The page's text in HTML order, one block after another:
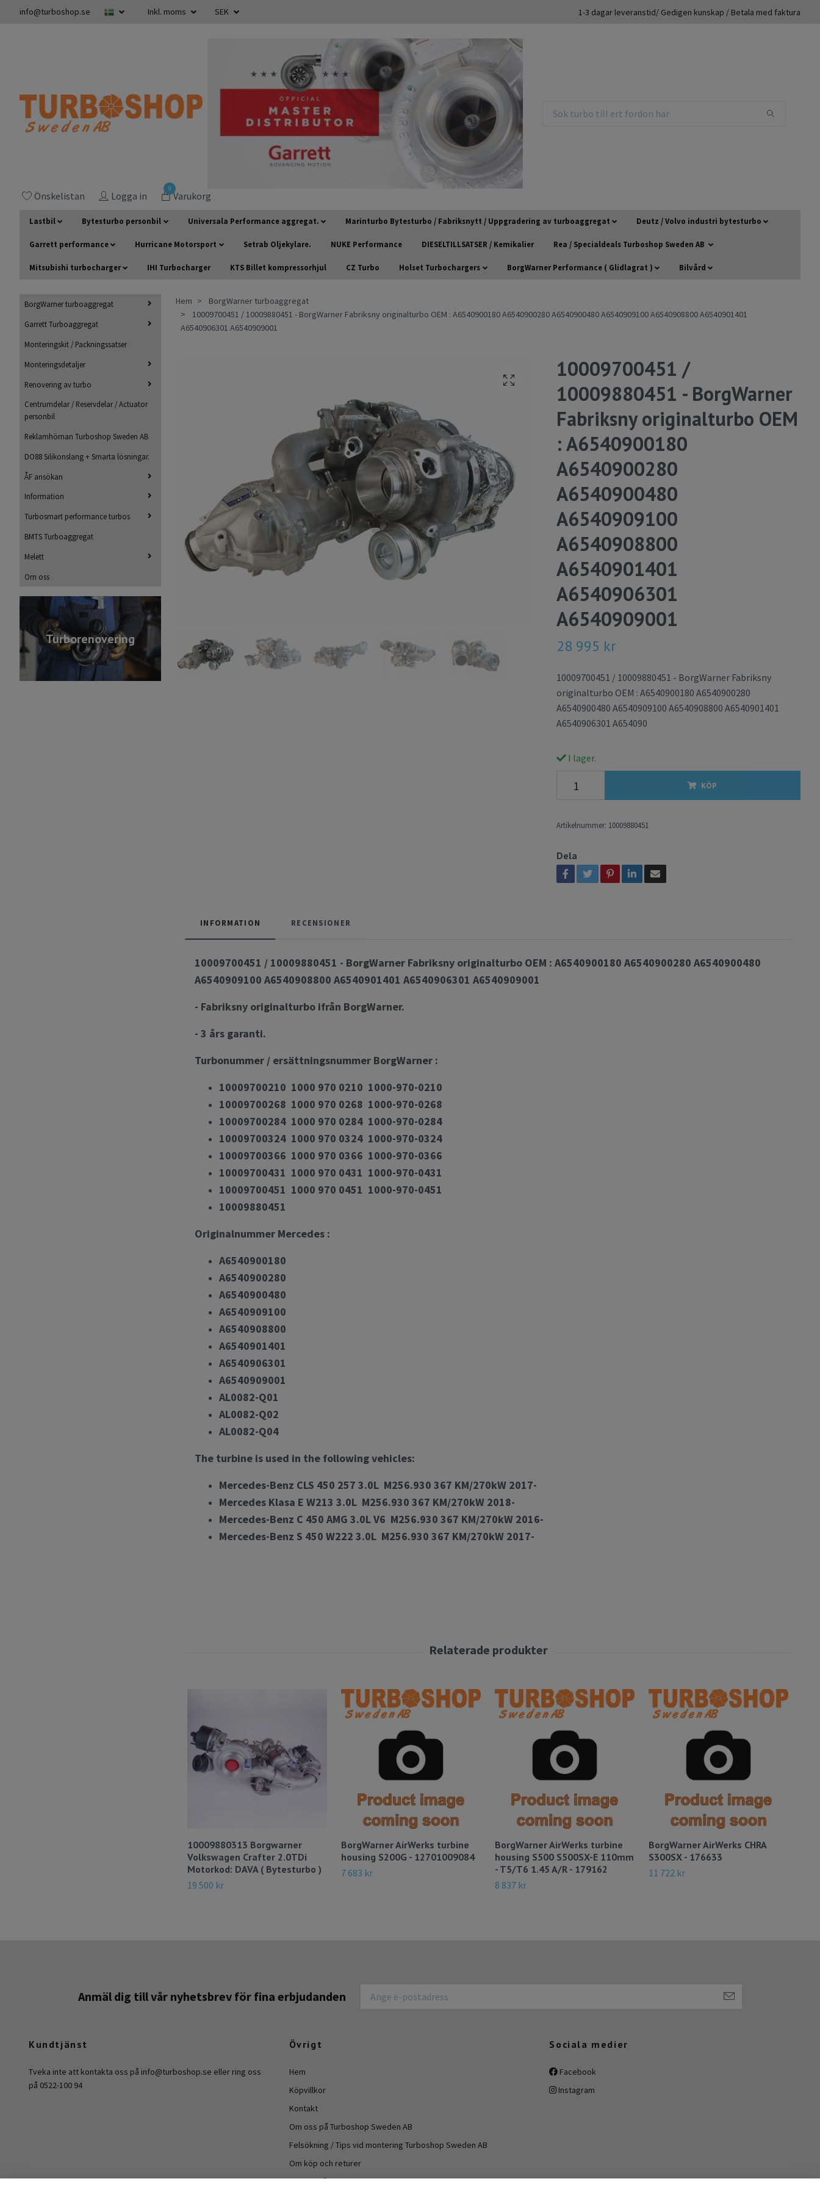
info@turboshop.se Inkl. moms SEK 1-3 dagar leveranstid/ Gedigen kunskap / Betala med faktura
Önskelistan Logga in
0
Varukorg
Lastbil Bytesturbo personbil Universala Performance aggregat. Marinturbo Bytesturbo / Fabriksnytt / Uppgradering av turboaggregat Deutz / Volvo industri bytesturbo
Garrett performance Hurricane Motorsport Setrab Oljekylare. NUKE Performance DIESELTILLSATSER / Kemikalier Rea / Specialdeals Turboshop Sweden AB
Mitsubishi turbocharger IHI Turbocharger KTS Billet kompressorhjul CZ Turbo Holset Turbochargers BorgWarner Performance ( Glidlagrat ) Bilvård
BorgWarner turboaggregat
Garrett Turboaggregat
Monteringskit / Packningssatser
Monteringsdetaljer
Renovering av turbo
Centrumdelar / Reservdelar / Actuator
personbil
Reklamhörnan Turboshop Sweden AB
DO88 Silikonslang + Smarta lösningar.
ÅF ansökan
Information
Turbosmart performance turbos
BMTS Turboaggregat
Melett
Om oss
Turborenovering
Hem
BorgWarner turboaggregat
10009700451 / 10009880451 - BorgWarner Fabriksny originalturbo OEM : A6540900180 A6540900280 A6540900480 A6540909100 A6540908800 A6540901401
A6540906301 A6540909001
10009700451 /
10009880451 - BorgWarner
Fabriksny originalturbo OEM
: A6540900180
A6540900280
A6540900480
A6540909100
A6540908800
A6540901401
A6540906301
A6540909001
28 995 kr
10009700451 / 10009880451 - BorgWarner Fabriksny
originalturbo OEM : A6540900180 A6540900280
A6540900480 A6540909100 A6540908800 A6540901401
A6540906301 A654090
I lager.
KÖP
Artikelnummer: 10009880451
Dela
INFORMATION RECENSIONER
10009700451 / 10009880451 - BorgWarner Fabriksny originalturbo OEM : A6540900180 A6540900280 A6540900480
A6540909100 A6540908800 A6540901401 A6540906301 A6540909001
- Fabriksny originalturbo ifrån BorgWarner.
- 3 års garanti.
Turbonummer / ersättningsnummer BorgWarner :
10009700210 1000 970 0210 1000-970-0210
10009700268 1000 970 0268 1000-970-0268
10009700284 1000 970 0284 1000-970-0284
10009700324 1000 970 0324 1000-970-0324
10009700366 1000 970 0366 1000-970-0366
10009700431 1000 970 0431 1000-970-0431
10009700451 1000 970 0451 1000-970-0451
10009880451
Originalnummer Mercedes :
A6540900180
A6540900280
A6540900480
A6540909100
A6540908800
A6540901401
A6540906301
A6540909001
AL0082-Q01
AL0082-Q02
AL0082-Q04
The turbine is used in the following vehicles:
Mercedes-Benz CLS 450 257 3.0L M256.930 367 KM/270kW 2017-
Mercedes Klasa E W213 3.0L M256.930 367 KM/270kW 2018-
Mercedes-Benz C 450 AMG 3.0L V6 M256.930 367 KM/270kW 2016-
Mercedes-Benz S 450 W222 3.0L M256.930 367 KM/270kW 2017-
10009880313 Borgwarner
Volkswagen Crafter 2.0TDi
Motorkod: DAVA ( Bytesturbo )
19 500 kr
BorgWarner AirWerks turbine
housing S200G - 12701009084
7 683 kr
BorgWarner AirWerks turbine
housing S500 S500SX-E 110mm
- T5/T6 1.45 A/R - 179162
8 837 kr
BorgWarner AirWerks CHRA
S300SX - 176633
11 722 kr
Anmäl dig till vår nyhetsbrev för fina erbjudanden
Kundtjänst
Tveka inte att kontakta oss på info@turboshop.se eller ring oss
på 0522-100 94
Övrigt
Hem
Köpvillkor
Kontakt
Om oss på Turboshop Sweden AB
Felsökning / Tips vid montering Turboshop Sweden AB
Om köp och returer
Vanliga frågor
Sociala medier
Facebook
Instagram